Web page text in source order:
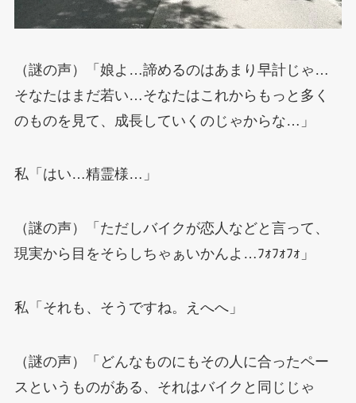
（謎の声）「娘よ…諦めるのはあまり早計じゃ…
そなたはまだ若い…そなたはこれからもっと多く
のものを見て、成長していくのじゃからな…」
私「はい…精霊様…」
（謎の声）「ただしバイクが恋人などと言って、
現実から目をそらしちゃぁいかんよ…ﾌｫﾌｫﾌｫ」
私「それも、そうですね。えへへ」
（謎の声）「どんなものにもその人に合ったペー
スというものがある、それはバイクと同じじゃ